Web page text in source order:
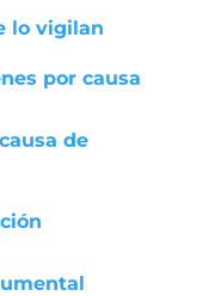
lo vigilan
por causa
de